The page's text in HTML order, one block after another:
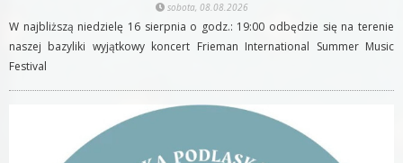
sobota, 08.08.2026
W najbliższą niedzielę 16 sierpnia o godz.: 19:00 odbędzie się na terenie
naszej bazyliki wyjątkowy koncert Frieman International Summer Music
Festival